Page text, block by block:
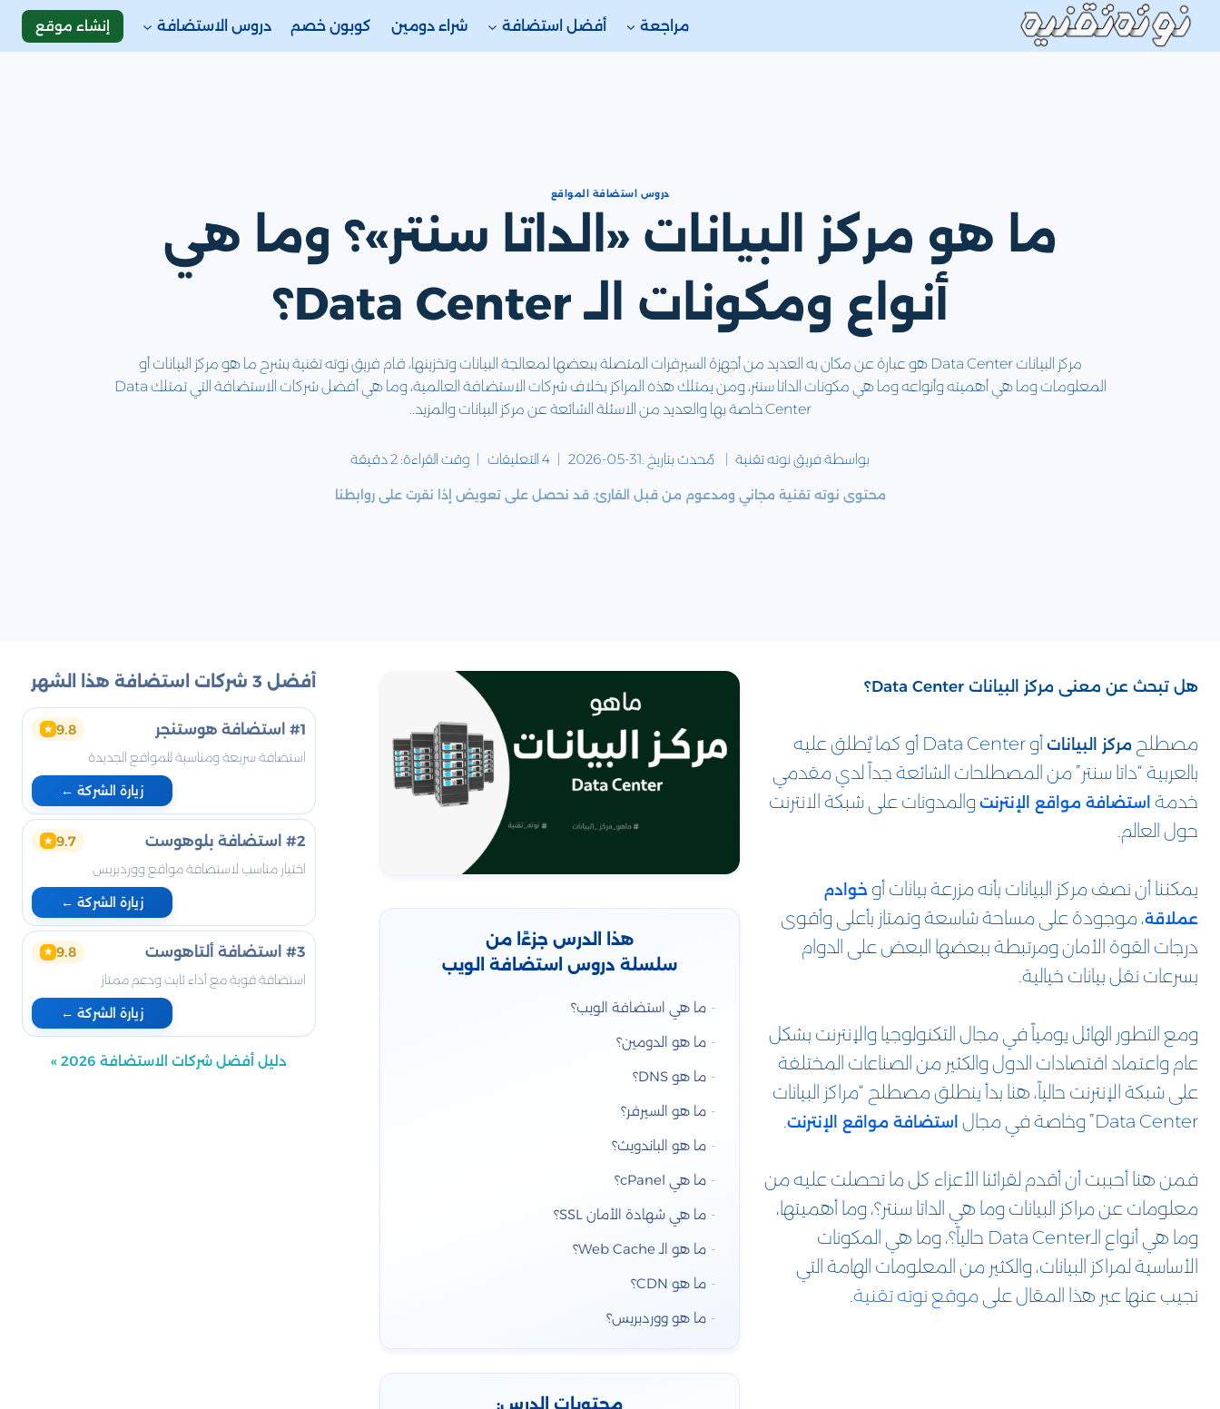
التجاوز
مراجعة أفضل استضافة شراء دومين كوبون خصم دروس الاستضافة إنشاء موقع
دروس استضافة المواقع
ما هو مركز البيانات «الداتا سنتر»؟ وما هي
أنواع ومكونات الـ Data Center؟
مركز البيانات Data Center هو عبارة عن مكان به العديد من أجهزة السيرفرات المتصلة ببعضها لمعالجة البيانات وتخزينها، قام فريق نوته تقنية بشرح ما هو مركز البيانات أو
المعلومات وما هي أهميته وأنواعه وما هي مكونات الداتا سنتر، ومن يمتلك هذه المراكز بخلاف شركات الاستضافة العالمية، وما هي أفضل شركات الاستضافة التي تمتلك Data
Center خاصة بها والعديد من الاسئلة الشائعة عن مركز البيانات والمزيد..
بواسطة فريق نوته تقنية مٌحدث بتاريخ .2026-05-31 4 التعليقات وقت القراءة: 2 دقيقة
محتوى نوته تقنية مجاني ومدعوم من قبل القارئ. قد نحصل على تعويض إذا نقرت على روابطنا
هذا الدرس جزءًا من
سلسلة دروس استضافة الويب
ما هي استضافة الويب؟
ما هو الدومين؟
ما هو DNS؟
ما هو السيرفر؟
ما هو الباندويث؟
ما هي cPanel؟
ما هي شهادة الأمان SSL؟
ما هو الـ Web Cache؟
ما هو CDN؟
ما هو ووردبريس؟
محتويات الدرس:
هل تبحث عن معنى مركز البيانات Data Center؟
مصطلح مركز البيانات
أو Data Center أو كما يٌطلق عليه
بالعربية “داتا سنتر” من المصطلحات الشائعة جداً لدي مقدمي
خدمة استضافة مواقع الإنترنت والمدونات على شبكة الانترنت
حول العالم.
يمكننا أن نصف مركز البيانات بأنه مزرعة بيانات أو خوادم
عملاقة، موجودة على مساحة شاسعة وتمتاز بأعلى وأقوى
درجات القوة الأمان ومرتبطة ببعضها البعض على الدوام
بسرعات نقل بيانات خيالية.
ومع التطور الهائل يومياً في مجال التكنولوجيا والإنترنت بشكل
عام واعتماد اقتصادات الدول والكثير من الصناعات المختلفة
على شبكة الإنترنت حالياً، هنا بدأ ينطلق مصطلح “مراكز البيانات
Data Center” وخاصة في مجال
استضافة مواقع الإنترنت.
فمن هنا أحببت أن أقدم لقرائنا الأعزاء كل ما تحصلت عليه من
معلومات عن مراكز البيانات وما هي الداتا سنتر؟، وما أهميتها،
وما هي أنواع الـData Center حالياً؟، وما هي المكونات
الأساسية لمراكز البيانات، والكثير من المعلومات الهامة التي
نجيب عنها عبر هذا المقال على موقع نوته تقنية.
أفضل 3 شركات استضافة هذا الشهر
#1 استضافة هوستنجر ★ 9.8
استضافة سريعة ومناسبة للمواقع الجديدة
زيارة الشركة ←
#2 استضافة بلوهوست ★ 9.7
اختيار مناسب لاستضافة مواقع ووردبريس
زيارة الشركة ←
#3 استضافة ألتاهوست ★ 9.8
استضافة قوية مع أداء ثابت ودعم ممتاز
زيارة الشركة ←
دليل أفضل شركات الاستضافة 2026 »